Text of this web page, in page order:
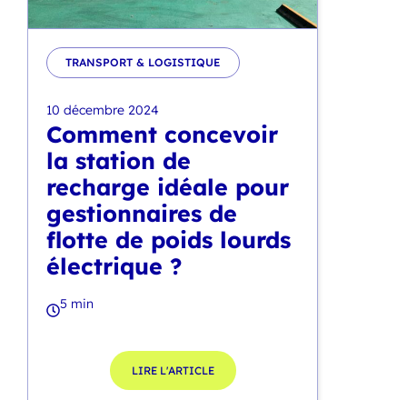
TRANSPORT & LOGISTIQUE
10 décembre 2024
Comment concevoir
la station de
recharge idéale pour
gestionnaires de
flotte de poids lourds
électrique ?
5 min
LIRE L'ARTICLE